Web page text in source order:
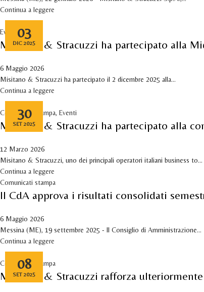
Continua a leggere
03
DIC 2025
Eventi
Misitano & Stracuzzi ha partecipato alla
6 Maggio 2026
Misitano & Stracuzzi ha partecipato il 2 dicembre 2025 alla...
Continua a leggere
30
SET 2025
Comunicati stampa, Eventi
Misitano & Stracuzzi ha partecipato alla
12 Marzo 2026
Misitano & Stracuzzi, uno dei principali operatori italiani business to...
Continua a leggere
Comunicati stampa
Il CdA approva i risultati consolidati
6 Maggio 2026
Messina (ME), 19 settembre 2025 - Il Consiglio di Amministrazione...
Continua a leggere
08
SET 2025
Comunicati stampa
Misitano & Stracuzzi rafforza